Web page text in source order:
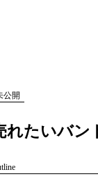
メディア
公開
れたいバン